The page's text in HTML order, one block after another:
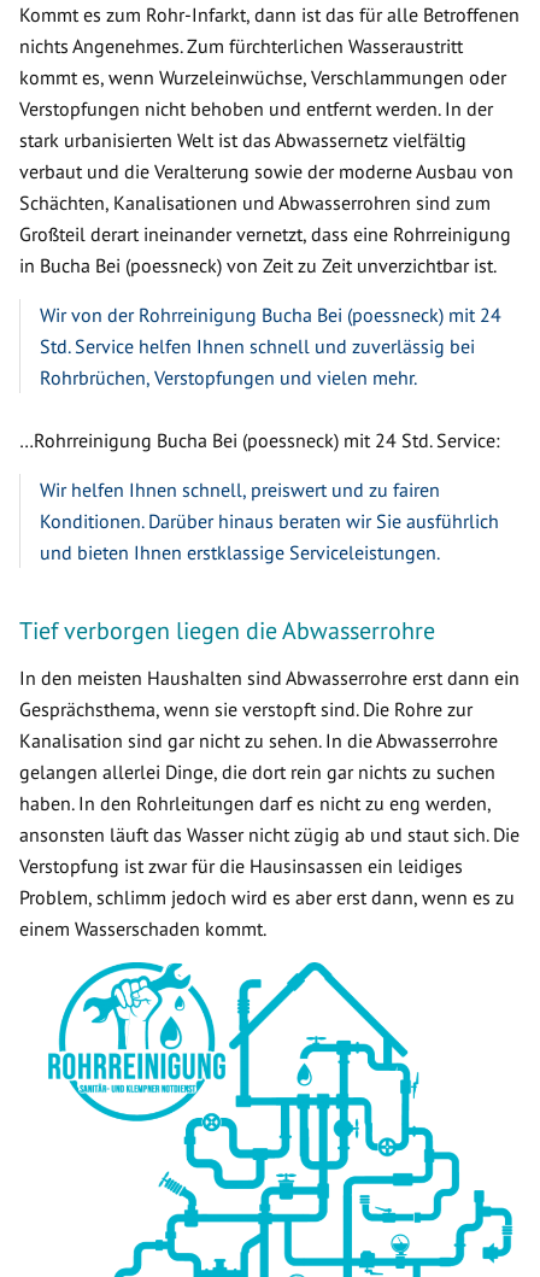
Kommt es zum Rohr-Infarkt, dann ist das für alle Betroffenen
nichts Angenehmes. Zum fürchterlichen Wasseraustritt
kommt es, wenn Wurzeleinwüchse, Verschlammungen oder
Verstopfungen nicht behoben und entfernt werden. In der
stark urbanisierten Welt ist das Abwassernetz vielfältig
verbaut und die Veralterung sowie der moderne Ausbau von
Schächten, Kanalisationen und Abwasserrohren sind zum
Großteil derart ineinander vernetzt, dass eine Rohrreinigung
in Bucha Bei (poessneck) von Zeit zu Zeit unverzichtbar ist.
Wir von der Rohrreinigung Bucha Bei (poessneck) mit 24
Std. Service helfen Ihnen schnell und zuverlässig bei
Rohrbrüchen, Verstopfungen und vielen mehr.
…Rohrreinigung Bucha Bei (poessneck) mit 24 Std. Service:
Wir helfen Ihnen schnell, preiswert und zu fairen
Konditionen. Darüber hinaus beraten wir Sie ausführlich
und bieten Ihnen erstklassige Serviceleistungen.
Tief verborgen liegen die Abwasserrohre
In den meisten Haushalten sind Abwasserrohre erst dann ein
Gesprächsthema, wenn sie verstopft sind. Die Rohre zur
Kanalisation sind gar nicht zu sehen. In die Abwasserrohre
gelangen allerlei Dinge, die dort rein gar nichts zu suchen
haben. In den Rohrleitungen darf es nicht zu eng werden,
ansonsten läuft das Wasser nicht zügig ab und staut sich. Die
Verstopfung ist zwar für die Hausinsassen ein leidiges
Problem, schlimm jedoch wird es aber erst dann, wenn es zu
einem Wasserschaden kommt.